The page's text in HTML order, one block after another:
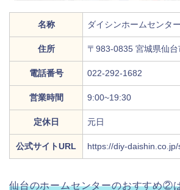
名称 ダイシンホームセンタ
住所 〒983-0835 宮城県仙
電話番号 022-292-1682
営業時間 9:00~19:30
定休日 元日
公式サイトURL https://diy-
仙台のホームセンターのおすすめ②